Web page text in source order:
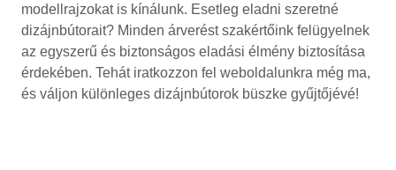
modellrajzokat is kínálunk. Esetleg eladni szeretné
dizájnbútorait? Minden árverést szakértőink felügyelnek
az egyszerű és biztonságos eladási élmény biztosítása
érdekében. Tehát iratkozzon fel weboldalunkra még ma,
és váljon különleges dizájnbútorok büszke gyűjtőjévé!